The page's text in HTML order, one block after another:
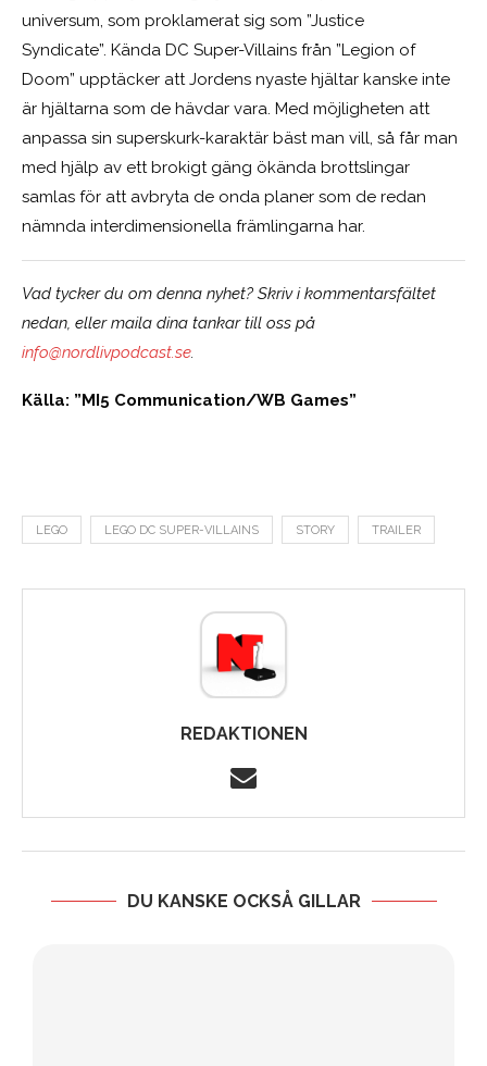
universum, som proklamerat sig som ”Justice
Syndicate”. Kända DC Super-Villains från ”Legion of
Doom” upptäcker att Jordens nyaste hjältar kanske inte
är hjältarna som de hävdar vara. Med möjligheten att
anpassa sin superskurk-karaktär bäst man vill, så får man
med hjälp av ett brokigt gäng ökända brottslingar
samlas för att avbryta de onda planer som de redan
nämnda interdimensionella främlingarna har.
Vad tycker du om denna nyhet? Skriv i kommentarsfältet
nedan, eller maila dina tankar till oss på
info@nordlivpodcast.se.
Källa: ”MI5 Communication/WB Games”
LEGO LEGO DC SUPER-VILLAINS STORY TRAILER
REDAKTIONEN
DU KANSKE OCKSÅ GILLAR